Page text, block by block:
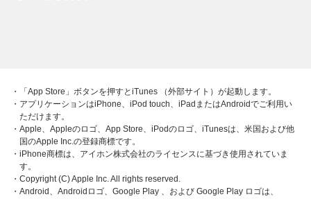
・「App Store」ボタンを押すとiTunes （外部サイト）が起動します。
・アプリケーションはiPhone、iPod touch、iPadまたはAndroidでご利用い
ただけます。
・Apple、Appleのロゴ、App Store、iPodのロゴ、iTunesは、米国および他
国のApple Inc.の登録商標です。
・iPhone商標は、アイホン株式会社のライセンスに基づき使用されていま
す。
・Copyright (C) Apple Inc. All rights reserved.
・Android、Androidロゴ、Google Play 、および Google Play ロゴは、